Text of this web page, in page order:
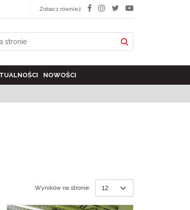
Zobacz również
NOWOŚCI
Wyników na stronie: